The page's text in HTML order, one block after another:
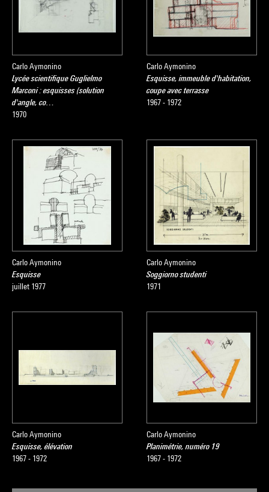
Carlo Aymonino
Lycée scientifique Guglielmo
Marconi : esquisses (solution
d'angle, co…
1970
Carlo Aymonino
Esquisse, immeuble d'habitation,
coupe avec terrasse
1967 - 1972
Carlo Aymonino
Esquisse
juillet 1977
Carlo Aymonino
Soggiorno studenti
1971
Carlo Aymonino
Esquisse, élévation
1967 - 1972
Carlo Aymonino
Planimétrie, numéro 19
1967 - 1972